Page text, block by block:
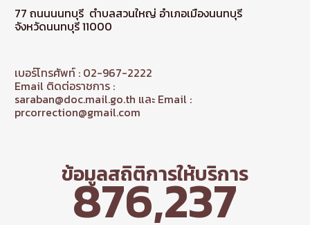
77 ถนนนนทบุรี ตำบลสวนใหญ่ อำเภอเมืองนนทบุรี
จังหวัดนนทบุรี 11000
เบอร์โทรศัพท์ : 02-967-2222
Email ติดต่อราชการ :
saraban@doc.mail.go.th และ Email :
prcorrection@gmail.com
ข้อมูลสถิติการให้บริการ
876,237